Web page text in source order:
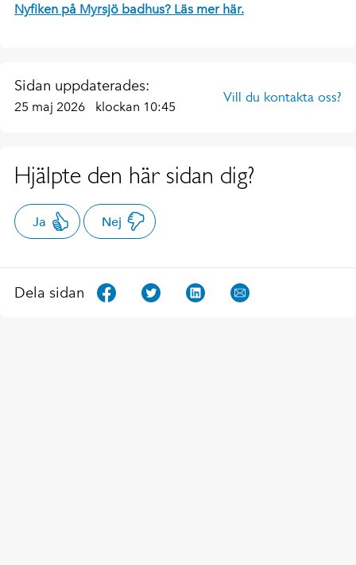
Nyfiken på Myrsjö badhus? Läs mer här.
Sidan uppdaterades:
25 maj 2026 klockan 10:45
Vill du kontakta oss?
Hjälpte den här sidan dig?
Ja Nej
Dela sidan